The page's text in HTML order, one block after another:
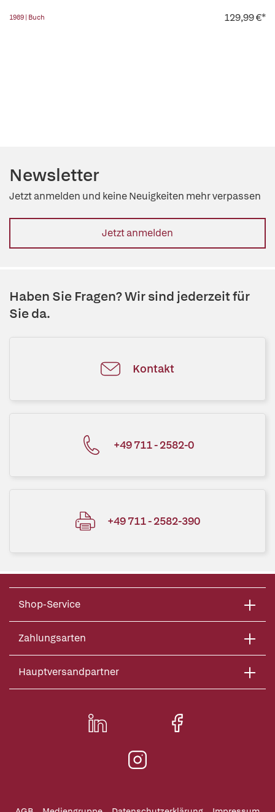
1989 | Buch 129,99 €*
Newsletter
Jetzt anmelden und keine Neuigkeiten mehr verpassen
Jetzt anmelden
Haben Sie Fragen? Wir sind jederzeit für
Sie da.
Kontakt
+49 711 - 2582-0
+49 711 - 2582-390
Shop-Service
Zahlungsarten
Hauptversandpartner